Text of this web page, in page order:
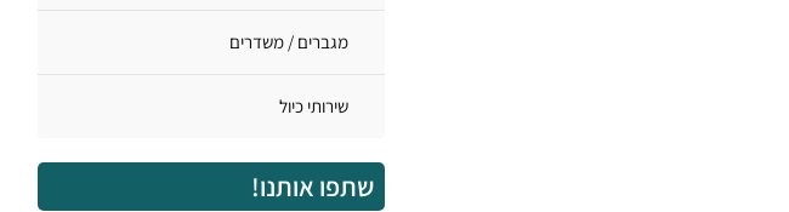
מגברים / משדרים
שירותי כיול
שתפו אותנו!